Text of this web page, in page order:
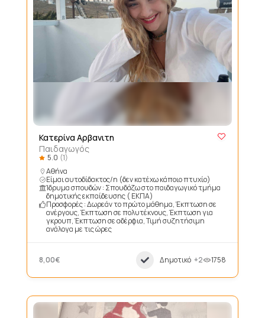
Κατερίνα Αρβανιτη
Παιδαγωγός
5.0 (1)
Αθήνα
Είμαι αυτοδίδακτος/η (δεν κατέχω κάποιο πτυχίο)
Ίδρυμα σπουδών : Σπουδάζω στο παιδαγωγικό τμήμα
δημοτικής εκπαίδευσης ( ΕΚΠΑ)
Προσφορές : Δωρεάν το πρώτο μάθημα, Έκπτωση σε
ανέργους, Έκπτωση σε πολυτέκνους, Έκπτωση για
γκρουπ, Έκπτωση σε αδέρφια, Τιμή συζητήσιμη
ανάλογα με τις ώρες
8,00€ Δημοτικό +2 1758